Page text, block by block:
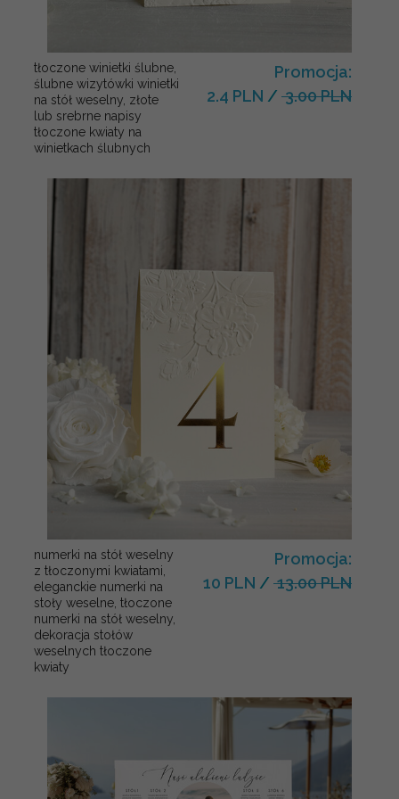
tłoczone winietki ślubne,
ślubne wizytówki winietki
na stół weselny, złote
lub srebrne napisy
tłoczone kwiaty na
winietkach ślubnych
Promocja:
2.4 PLN / 3.00 PLN
numerki na stół weselny
z tłoczonymi kwiatami,
eleganckie numerki na
stoły weselne, tłoczone
numerki na stół weselny,
dekoracja stołów
weselnych tłoczone
kwiaty
Promocja:
10 PLN / 13.00 PLN